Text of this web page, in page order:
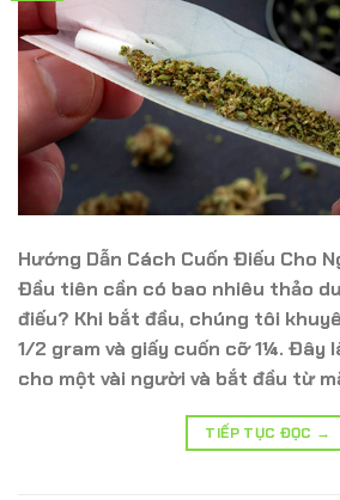
Hướng Dẫn Cách Cuốn Điếu Cho
Đầu tiên cần có bao nhiêu thảo
điếu? Khi bắt đầu, chúng tôi
1/2 gram và giấy cuốn cỡ 1¼. Đây
cho một vài người và bắt đầu từ
TIẾP TỤC ĐỌC →